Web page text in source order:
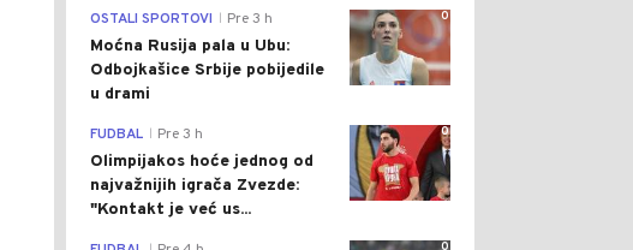
0
OSTALI SPORTOVI Pre 3 h
Moćna Rusija pala u Ubu:
Odbojkašice Srbije pobijedile
u drami
0
FUDBAL Pre 3 h
Olimpijakos hoće jednog od
najvažnijih igrača Zvezde:
"Kontakt je već us...
0